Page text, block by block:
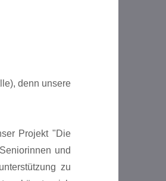
denn unsere
Projekt "Die
und
zu